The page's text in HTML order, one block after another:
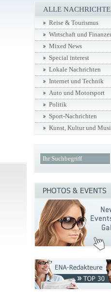
ALLE
Reise & Tourismus
Wirtschaft und
Mixed News
Special interest
Lokale Nachrichten
Internet und Technik
Auto und Motorsport
Politik
Sport-Nachrichten
Kunst, Kultur und